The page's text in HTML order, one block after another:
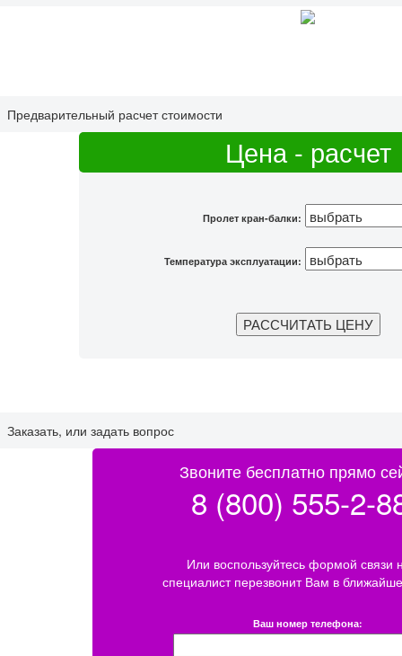
Предварительный расчет стоимости
Цена - расчет
Пролет кран-балки:
Температура эксплуатации:
Заказать, или задать вопрос
Звоните бесплатно прямо
8 (800) 555-2-
Или воспользуйтесь формой связи
специалист перезвонит Вам в
Ваш номер телефона: